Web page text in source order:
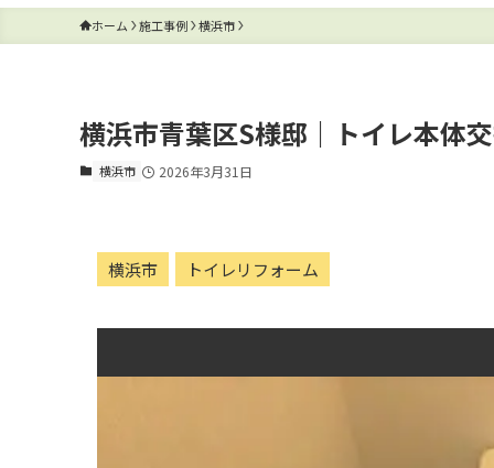
ホーム 施工事例 横浜市
横浜市青葉区S様邸｜トイレ本体
横浜市 2026年3月31日
横浜市 トイレリフォーム